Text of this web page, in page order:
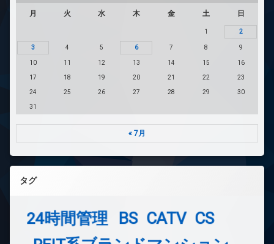
月 火 水 木 金 土 日
1 2
3 4 5 6 7 8 9
10 11 12 13 14 15 16
17 18 19 20 21 22 23
24 25 26 27 28 29 30
31
« 7月
タグ
24時間管理 BS CATV CS